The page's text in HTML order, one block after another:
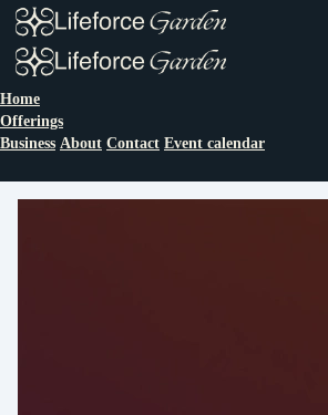
Home
Offerings
Business About Contact Event calendar